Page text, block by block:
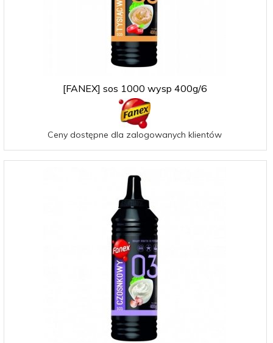
[FANEX] sos 1000 wysp 400g/6
Ceny dostępne dla zalogowanych klientów